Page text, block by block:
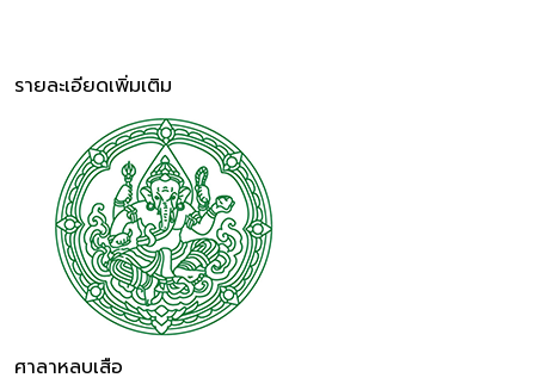
รายละเอียดเพิ่มเติม
ศาลาหลบเสือ